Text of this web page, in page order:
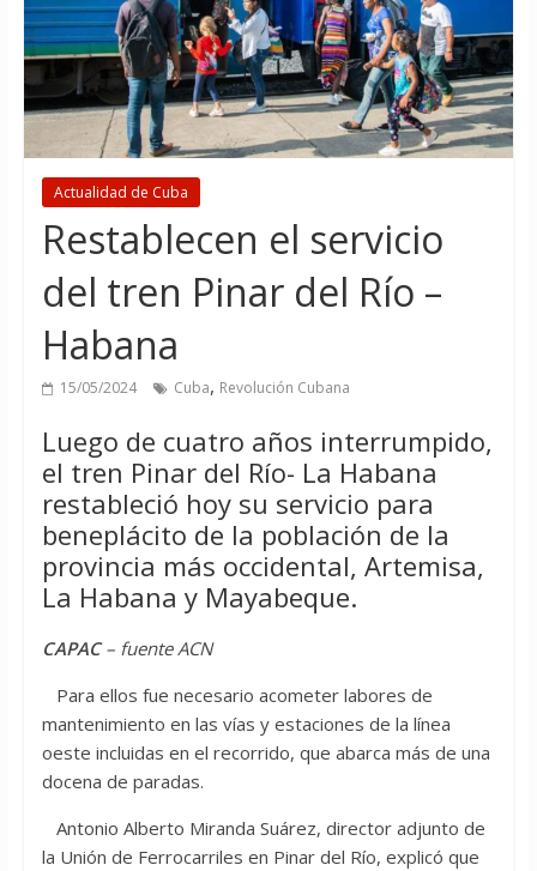
Actualidad de Cuba
Restablecen el servicio
del tren Pinar del Río –
Habana
15/05/2024 Cuba, Revolución Cubana
Luego de cuatro años interrumpido,
el tren Pinar del Río- La Habana
restableció hoy su servicio para
beneplácito de la población de la
provincia más occidental, Artemisa,
La Habana y Mayabeque.
CAPAC– fuente ACN
Para ellos fue necesario acometer labores de
mantenimiento en las vías y estaciones de la línea
oeste incluidas en el recorrido, que abarca más de una
docena de paradas.
Antonio Alberto Miranda Suárez, director adjunto de
la Unión de Ferrocarriles en Pinar del Río, explicó que